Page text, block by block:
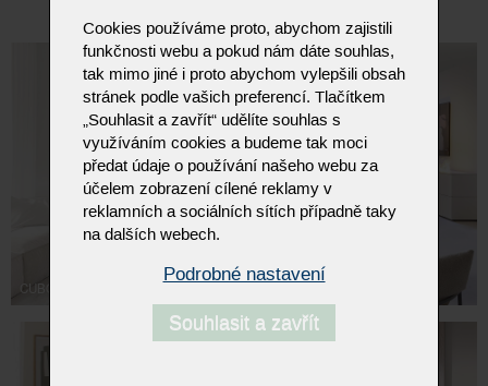
CUBO
Cookies používáme proto, abychom zajistili
funkčnosti webu a pokud nám dáte souhlas,
tak mimo jiné i proto abychom vylepšili obsah
stránek podle vašich preferencí. Tlačítkem
„Souhlasit a zavřít“ udělíte souhlas s
využíváním cookies a budeme tak moci
předat údaje o používání našeho webu za
účelem zobrazení cílené reklamy v
reklamních a sociálních sítích případně taky
na dalších webech.
Podrobné nastavení
Souhlasit a zavřít